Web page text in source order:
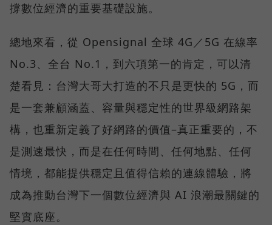
撐數位經濟的重要基礎設施。
總地來看，從 Opensignal 全球 4G／5G 在線率
No.3、全台 No.1，到六項第一的肯定，可以清
楚看見：台灣大哥大打造的不只是更快的 5G，而
是一套兼顧涵蓋、容量與穩定性的世界級網路架
構，也重新定義了好網路的價值–真正重要的，不
是測速最快，而是在任何時間、任何地點、任何
情境，都能提供穩定且值得信賴的連線體驗，將
成為推動台灣下一個數位經濟與 AI 浪潮最關鍵的
堅實底座。